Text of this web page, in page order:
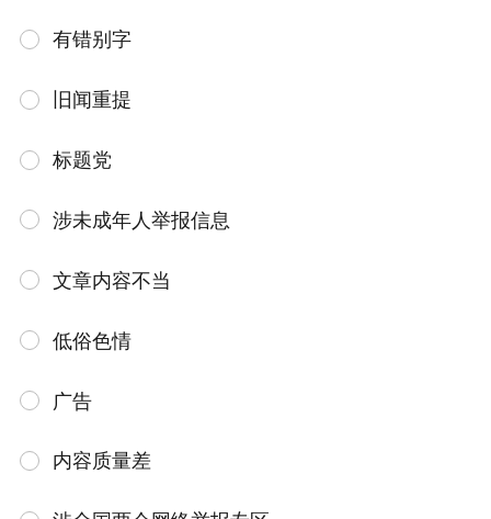
有错别字
旧闻重提
标题党
涉未成年人举报信息
文章内容不当
低俗色情
广告
内容质量差